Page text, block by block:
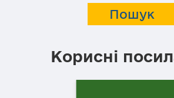
Корисні